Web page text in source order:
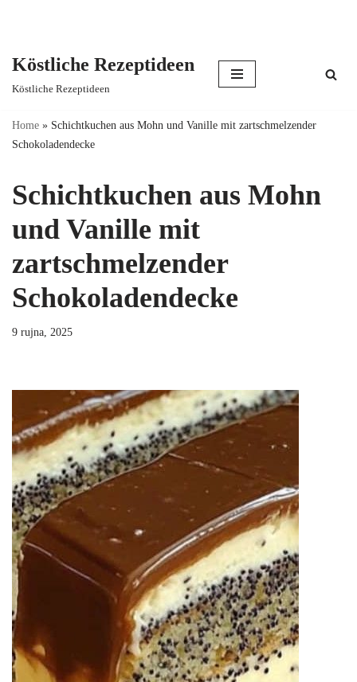
content
Köstliche Rezeptideen
Köstliche Rezeptideen
Home » Schichtkuchen aus Mohn und Vanille mit zartschmelzender
Schokoladendecke
Schichtkuchen aus Mohn
und Vanille mit
zartschmelzender
Schokoladendecke
9 rujna, 2025